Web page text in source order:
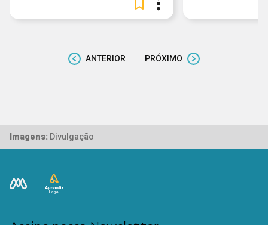
ANTERIOR PRÓXIMO
Imagens: Divulgação